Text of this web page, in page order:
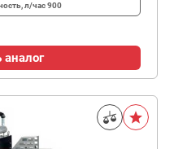
л/час900
аналог